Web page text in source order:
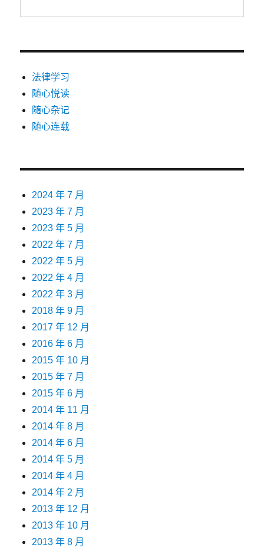
法律学习
随心悦读
随心杂记
随心连载
2024 年 7 月
2023 年 7 月
2023 年 5 月
2022 年 7 月
2022 年 5 月
2022 年 4 月
2022 年 3 月
2018 年 9 月
2017 年 12 月
2016 年 6 月
2015 年 10 月
2015 年 7 月
2015 年 6 月
2014 年 11 月
2014 年 8 月
2014 年 6 月
2014 年 5 月
2014 年 4 月
2014 年 2 月
2013 年 12 月
2013 年 10 月
2013 年 8 月